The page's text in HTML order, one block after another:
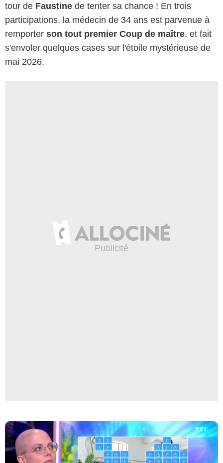
tour de Faustine de tenter sa chance ! En trois
participations, la médecin de 34 ans est parvenue à
remporter son tout premier Coup de maître, et fait
s'envoler quelques cases sur l'étoile mystérieuse de
mai 2026.